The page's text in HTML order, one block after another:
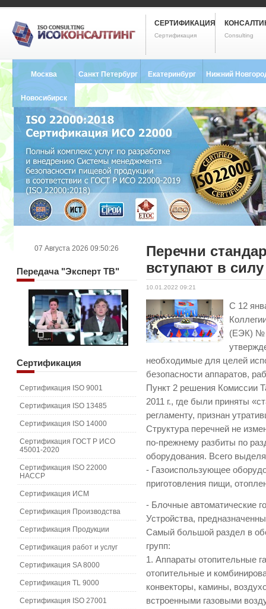
СЕРТИФИКАЦИЯ
Сертификация Consulting
Москва Санкт Петербург
8 (812) 748-2493
Екатеринбург
8 (343) 237-2593
Нижний
Новосибирск
8 (383) 227-8449
Перечни
вступают в
10.01.2022 09:21
С 12
(ЕЭК) №
необходимые для целей
безопасности аппаратов,
Пункт 2 решения Комиссии
2011 г., где были приняты
регламенту, признан
Структура перечней не
по-прежнему разбиты по
оборудования. Всего
- Газоиспользующее
приготовления пищи,
- Блочные автоматические
Устройства,
Самый большой раздел в
групп:
1. Аппараты отопительные
отопительные и
конвекторы, камины,
встроенными газовыми
07 Августа 2026 09:50:26
Передача"Эксперт ТВ"
Сертификация
Сертификация ISO 9001
Сертификация ISO 13485
Сертификация ISO 14000
Сертификация ГОСТ Р ИСО
45001-2020
Сертификация ISO 22000
HACCP
Сертификация ИСМ
Сертификация Производства
Сертификация Продукции
Сертификация работ и услуг
Сертификация SA 8000
Сертификация TL 9000
Сертификация ISO 27001